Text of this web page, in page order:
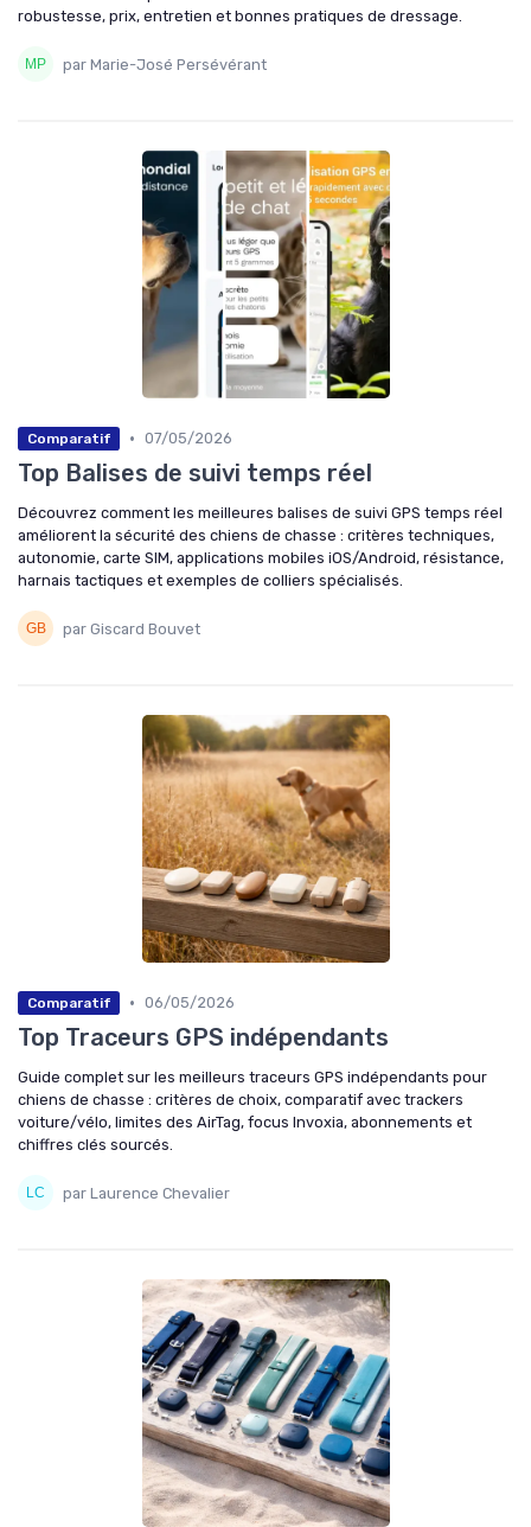
robustesse, prix, entretien et bonnes pratiques de dressage.
par Marie-José Persévérant
Comparatif • 07/05/2026
Top Balises de suivi temps réel
Découvrez comment les meilleures balises de suivi GPS temps réel
améliorent la sécurité des chiens de chasse : critères techniques,
autonomie, carte SIM, applications mobiles iOS/Android, résistance,
harnais tactiques et exemples de colliers spécialisés.
par Giscard Bouvet
Comparatif • 06/05/2026
Top Traceurs GPS indépendants
Guide complet sur les meilleurs traceurs GPS indépendants pour
chiens de chasse : critères de choix, comparatif avec trackers
voiture/vélo, limites des AirTag, focus Invoxia, abonnements et
chiffres clés sourcés.
par Laurence Chevalier